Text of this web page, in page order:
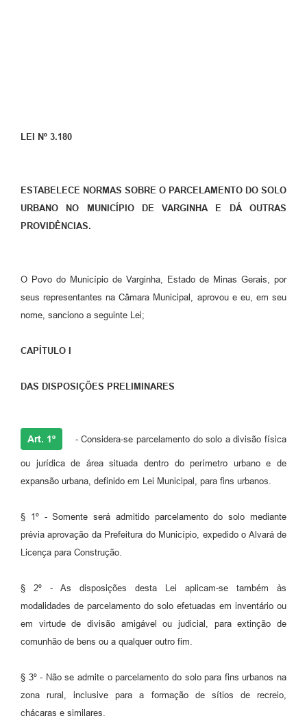
LEI Nº 3.180
ESTABELECE NORMAS SOBRE O PARCELAMENTO DO SOLO
URBANO NO MUNICÍPIO DE VARGINHA E DÁ OUTRAS
PROVIDÊNCIAS.
O Povo do Município de Varginha, Estado de Minas Gerais, por
seus representantes na Câmara Municipal, aprovou e eu, em seu
nome, sanciono a seguinte Lei;
CAPÍTULO I
DAS DISPOSIÇÕES PRELIMINARES
Art. 1º - Considera-se parcelamento do solo a divisão física
ou jurídica de área situada dentro do perímetro urbano e de
expansão urbana, definido em Lei Municipal, para fins urbanos.
§ 1º - Somente será admitido parcelamento do solo mediante
prévia aprovação da Prefeitura do Município, expedido o Alvará de
Licença para Construção.
§ 2º - As disposições desta Lei aplicam-se também às
modalidades de parcelamento do solo efetuadas em inventário ou
em virtude de divisão amigável ou judicial, para extinção de
comunhão de bens ou a qualquer outro fim.
§ 3º - Não se admite o parcelamento do solo para fins urbanos na
zona rural, inclusive para a formação de sítios de recreio,
chácaras e similares.